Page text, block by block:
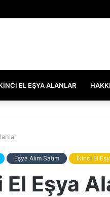
EL EŞYA ALANLAR
Eşya Alım Satım İkinci El
Eşya